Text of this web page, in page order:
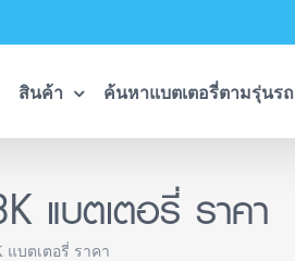
สินค้า ค้นหาแบตเตอรี่ตามรุ่นรถ
แบตเตอรี่ ราคา
แบตเตอรี่ ราคา